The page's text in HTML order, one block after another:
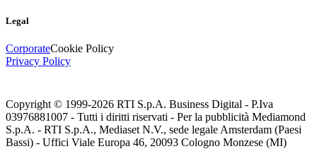
Legal
CorporateCookie Policy
Privacy Policy
Copyright © 1999-2026 RTI S.p.A. Business Digital - P.Iva
03976881007 - Tutti i diritti riservati - Per la pubblicità Mediamond
S.p.A. - RTI S.p.A., Mediaset N.V., sede legale Amsterdam (Paesi
Bassi) - Uffici Viale Europa 46, 20093 Cologno Monzese (MI)